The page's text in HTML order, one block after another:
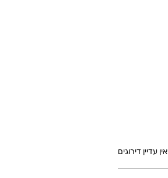
אין עדיין דירוגים